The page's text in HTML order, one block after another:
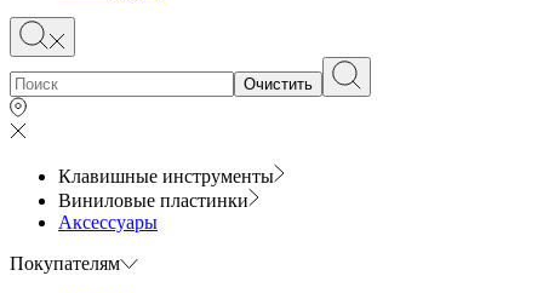
Очистить
Клавишные инструменты
Виниловые пластинки
Аксессуары
Покупателям